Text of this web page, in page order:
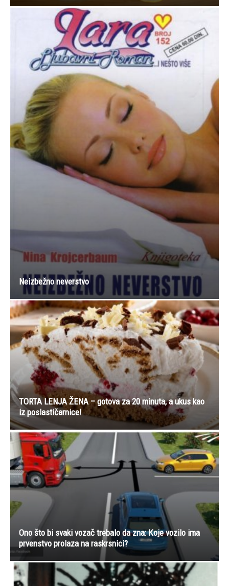
Neizbežno neverstvo
TORTA LENJA ŽENA – gotova za 20 minuta, a ukus kao
iz poslastičarnice!
Ono što bi svaki vozač trebalo da zna: Koje vozilo ima
prvenstvo prolaza na raskrsnici?